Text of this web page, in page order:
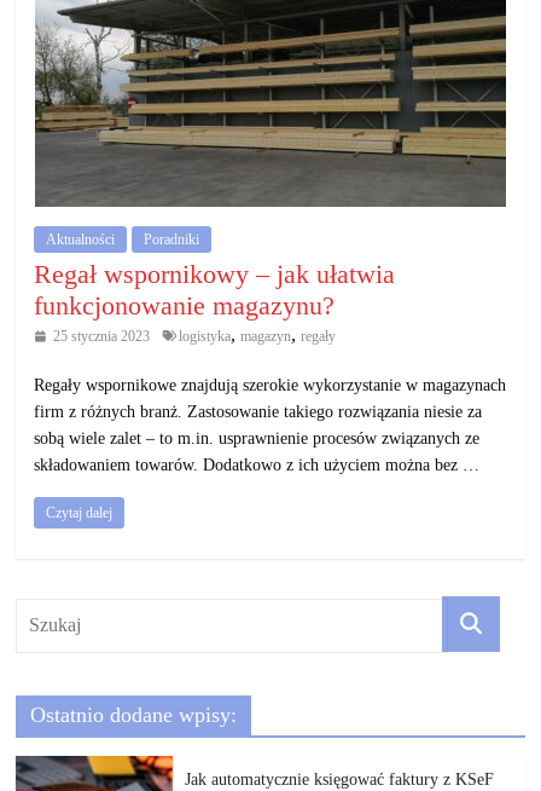
Aktualności Poradniki
Regał wspornikowy – jak ułatwia
funkcjonowanie magazynu?
25 stycznia 2023 logistyka, magazyn, regały
Regały wspornikowe znajdują szerokie wykorzystanie w magazynach
firm z różnych branż. Zastosowanie takiego rozwiązania niesie za
sobą wiele zalet – to m.in. usprawnienie procesów związanych ze
składowaniem towarów. Dodatkowo z ich użyciem można bez …
Czytaj dalej
Ostatnio dodane wpisy:
Jak automatycznie księgować faktury z KSeF